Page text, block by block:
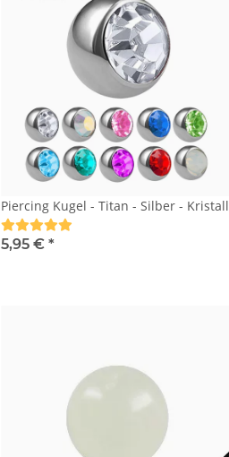
Piercing Kugel - Titan - Silber - Kristall
5,95 €*